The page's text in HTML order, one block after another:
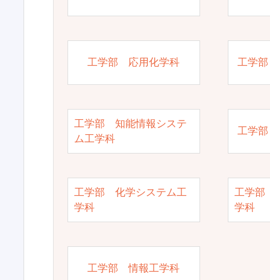
工学部 応用化学科 工学
工学部 知能情報システ
ム工学科
工学
工学部 化学システム工
学科
工学部
学科
工学部 情報工学科